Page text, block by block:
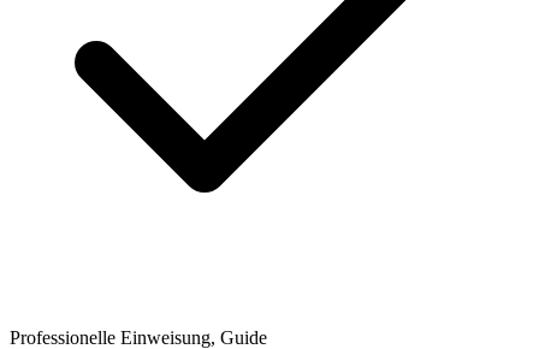
Professionelle Einweisung, Guide